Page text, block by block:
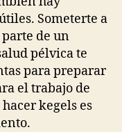
Someterte a
de un
pélvica te
para preparar
el trabajo de
kegels es